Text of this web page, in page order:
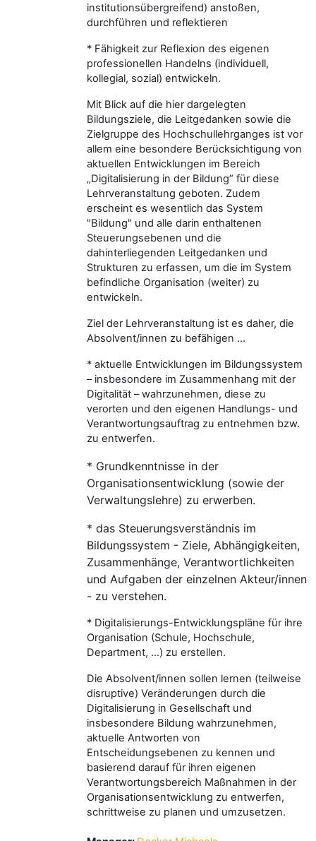
institutionsübergreifend) anstoßen,
durchführen und reflektieren
* Fähigkeit zur Reflexion des eigenen
professionellen Handelns (individuell,
kollegial, sozial) entwickeln.
Mit Blick auf die hier dargelegten
Bildungsziele, die Leitgedanken sowie die
Zielgruppe des Hochschullehrganges ist vor
allem eine besondere Berücksichtigung von
aktuellen Entwicklungen im Bereich
„Digitalisierung in der Bildung“ für diese
Lehrveranstaltung geboten. Zudem
erscheint es wesentlich das System
"Bildung" und alle darin enthaltenen
Steuerungsebenen und die
dahinterliegenden Leitgedanken und
Strukturen zu erfassen, um die im System
befindliche Organisation (weiter) zu
entwickeln.
Ziel der Lehrveranstaltung ist es daher, die
Absolvent/innen zu befähigen ...
* aktuelle Entwicklungen im Bildungssystem
– insbesondere im Zusammenhang mit der
Digitalität – wahrzunehmen, diese zu
verorten und den eigenen Handlungs- und
Verantwortungsauftrag zu entnehmen bzw.
zu entwerfen.
* Grundkenntnisse in der
Organisationsentwicklung (sowie der
Verwaltungslehre) zu erwerben.
* das Steuerungsverständnis im
Bildungssystem - Ziele, Abhängigkeiten,
Zusammenhänge, Verantwortlichkeiten
und Aufgaben der einzelnen Akteur/innen
- zu verstehen.
* Digitalisierungs-Entwicklungspläne für ihre
Organisation (Schule, Hochschule,
Department, ...) zu erstellen.
Die Absolvent/innen sollen lernen (teilweise
disruptive) Veränderungen durch die
Digitalisierung in Gesellschaft und
insbesondere Bildung wahrzunehmen,
aktuelle Antworten von
Entscheidungsebenen zu kennen und
basierend darauf für ihren eigenen
Verantwortungsbereich Maßnahmen in der
Organisationsentwicklung zu entwerfen,
schrittweise zu planen und umzusetzen.